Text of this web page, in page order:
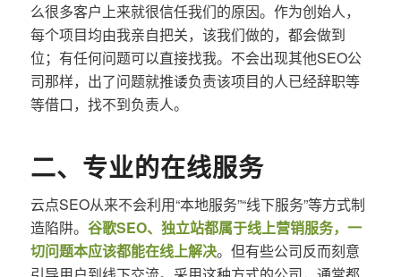
么很多客户上来就很信任我们的原因。作为创始人，
每个项目均由我亲自把关，该我们做的，都会做到
位；有任何问题可以直接找我。不会出现其他SEO公
司那样，出了问题就推诿负责该项目的人已经辞职等
等借口，找不到负责人。
二、专业的在线服务
云点SEO从来不会利用“本地服务”“线下服务”等方式制
造陷阱。 谷歌SEO、独立站都属于线上营销服务，一
切问题本应该都能在线上解决。但有些公司反而刻意